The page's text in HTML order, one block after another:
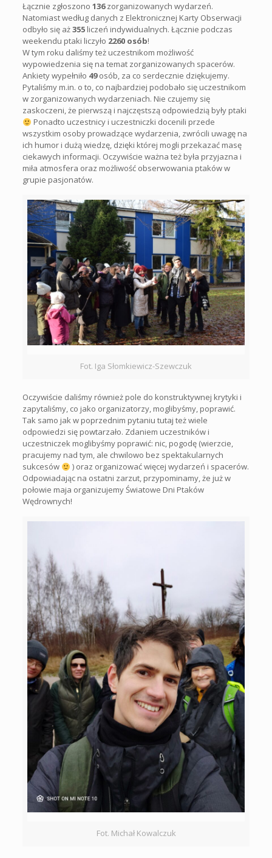
Łącznie zgłoszono 136zorganizowanych wydarzeń.
Natomiast według danych z Elektronicznej Karty Obserwacji
odbyło się aż355liczeń indywidualnych. Łącznie podczas
weekendu ptaki liczyło 2260 osób!
W tym roku daliśmy też uczestnikom możliwość
wypowiedzenia się na temat zorganizowanych spacerów.
Ankiety wypełniło 49osób, za co serdecznie dziękujemy.
Pytaliśmy m.in. o to, co najbardziej podobało się uczestnikom
w zorganizowanych wydarzeniach. Nie czujemy się
zaskoczeni, że pierwszą i najczęstszą odpowiedzią były ptaki
Ponadto uczestnicy i uczestniczki docenili przede
wszystkim osoby prowadzące wydarzenia, zwrócili uwagę na
ich humor i dużą wiedzę, dzięki której mogli przekazać masę
ciekawych informacji. Oczywiście ważna też była przyjazna i
miła atmosfera oraz możliwość obserwowania ptaków w
grupie pasjonatów.
Fot. Iga Słomkiewicz-Szewczuk
Oczywiście daliśmy również pole do konstruktywnej krytyki i
zapytaliśmy, co jako organizatorzy, moglibyśmy, poprawić.
Tak samo jak w poprzednim pytaniu tutaj też wiele
odpowiedzi się powtarzało. Zdaniem uczestników i
uczestniczek moglibyśmy poprawić: nic, pogodę (wierzcie,
pracujemy nad tym, ale chwilowo bez spektakularnych
sukcesów
) oraz organizować więcej wydarzeń i spacerów.
Odpowiadając na ostatni zarzut, przypominamy, że już w
połowie maja organizujemy Światowe Dni Ptaków
Wędrownych!
Fot. Michał Kowalczuk